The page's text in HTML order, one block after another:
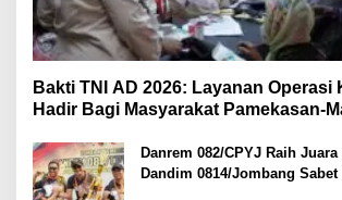
Bakti TNI AD 2026: Layanan Operasi
Hadir Bagi Masyarakat Pamekasan-
Danrem 082/CPYJ Raih
Dandim 0814/Jombang Sabet